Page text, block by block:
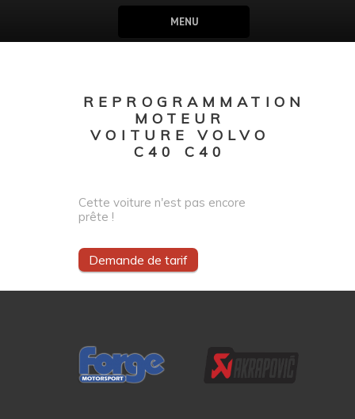
MENU
REPROGRAMMATION
MOTEUR
VOITURE VOLVO
C40 C40
Cette voiture n'est pas encore
prête !
Demande de tarif